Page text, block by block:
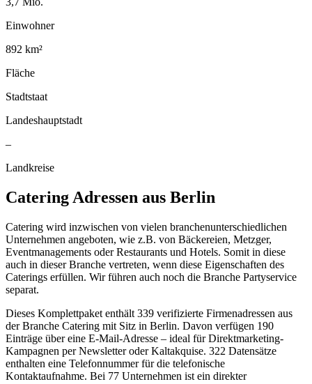
Einwohner
892 km²
Fläche
Stadtstaat
Landeshauptstadt
–
Landkreise
Catering Adressen aus Berlin
Catering wird inzwischen von vielen branchenunterschiedlichen
Unternehmen angeboten, wie z.B. von Bäckereien, Metzger,
Eventmanagements oder Restaurants und Hotels. Somit in diese
auch in dieser Branche vertreten, wenn diese Eigenschaften des
Caterings erfüllen. Wir führen auch noch die Branche Partyservice
separat.
Dieses Komplettpaket enthält 339 verifizierte Firmenadressen aus
der Branche Catering mit Sitz in Berlin. Davon verfügen 190
Einträge über eine E-Mail-Adresse – ideal für Direktmarketing-
Kampagnen per Newsletter oder Kaltakquise. 322 Datensätze
enthalten eine Telefonnummer für die telefonische
Kontaktaufnahme. Bei 77 Unternehmen ist ein direkter